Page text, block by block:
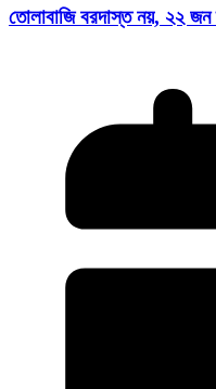
তোলাবাজি বরদাস্ত নয়, ২২ জন